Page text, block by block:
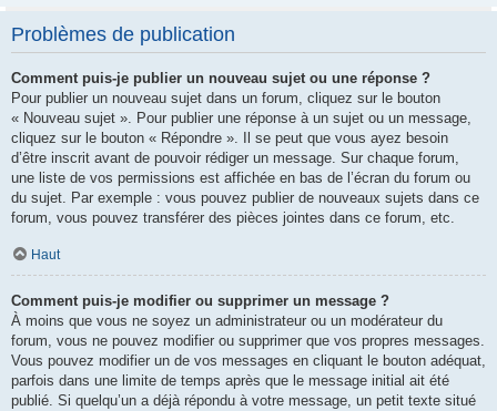
Problèmes de publication
Comment puis-je publier un nouveau sujet ou une réponse ?
Pour publier un nouveau sujet dans un forum, cliquez sur le bouton
« Nouveau sujet ». Pour publier une réponse à un sujet ou un message,
cliquez sur le bouton « Répondre ». Il se peut que vous ayez besoin
d’être inscrit avant de pouvoir rédiger un message. Sur chaque forum,
une liste de vos permissions est affichée en bas de l’écran du forum ou
du sujet. Par exemple : vous pouvez publier de nouveaux sujets dans ce
forum, vous pouvez transférer des pièces jointes dans ce forum, etc.
Haut
Comment puis-je modifier ou supprimer un message ?
À moins que vous ne soyez un administrateur ou un modérateur du
forum, vous ne pouvez modifier ou supprimer que vos propres messages.
Vous pouvez modifier un de vos messages en cliquant le bouton adéquat,
parfois dans une limite de temps après que le message initial ait été
publié. Si quelqu’un a déjà répondu à votre message, un petit texte situé